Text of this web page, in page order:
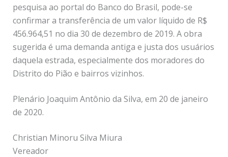
pesquisa ao portal do Banco do Brasil, pode-se
confirmar a transferência de um valor líquido de R$
456.964,51 no dia 30 de dezembro de 2019. A obra
sugerida é uma demanda antiga e justa dos usuários
daquela estrada, especialmente dos moradores do
Distrito do Pião e bairros vizinhos.
Plenário Joaquim Antônio da Silva, em 20 de janeiro
de 2020.
Christian Minoru Silva Miura
Vereador